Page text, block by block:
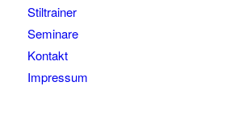
Stiltrainer
Seminare
Kontakt
Impressum